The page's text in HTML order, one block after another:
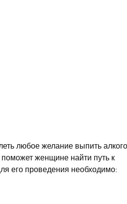
женщине найти путь к
его проведения необходимо: